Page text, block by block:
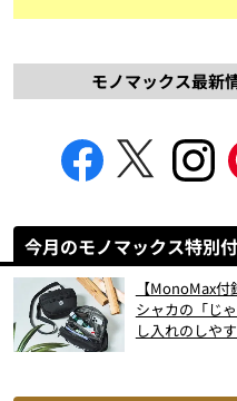
モノマックス最新
今月のモノマックス特別
【MonoMax
シャカの「じ
し入れのしや